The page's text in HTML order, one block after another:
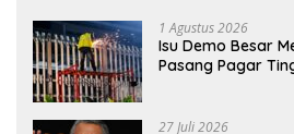
1 Agustus 2026
Isu Demo Besar
Pasang Pagar
27 Juli 2026